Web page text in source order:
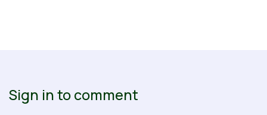
Sign in to comment